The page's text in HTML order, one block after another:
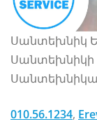
Սանտեխնիկ
Սանտեխնիկի
010.56.1234,